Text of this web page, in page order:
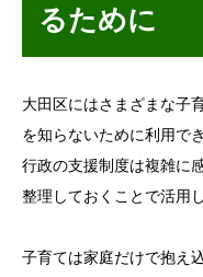
るために
大田区にはさまざまな子
を知らないために利用で
行政の支援制度は複雑に
整理しておくことで活用
子育ては家庭だけで抱え